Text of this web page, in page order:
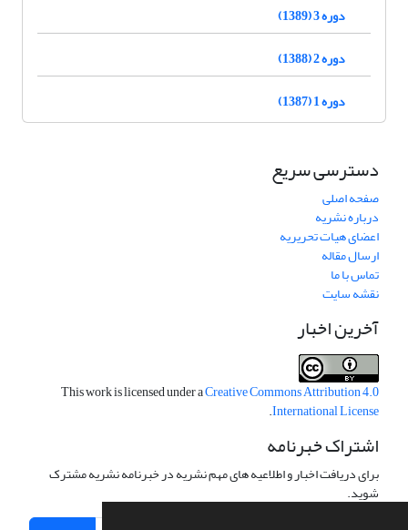
دوره 3 (1389)
دوره 2 (1388)
دوره 1 (1387)
دسترسی سریع
صفحه اصلی
درباره نشریه
اعضای هیات تحریریه
ارسال مقاله
تماس با ما
نقشه سایت
آخرین اخبار
This work is licensed under aCreative Commons Attribution 4.0
International License
.
اشتراک خبرنامه
برای دریافت اخبار و اطلاعیه های مهم نشریه در خبرنامه نشریه مشترک
شوید.